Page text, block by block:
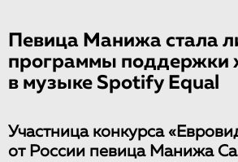
Певица Манижа стала
программы поддержки
в музыке Spotify Equal
Участница конкурса
от России певица Манижа